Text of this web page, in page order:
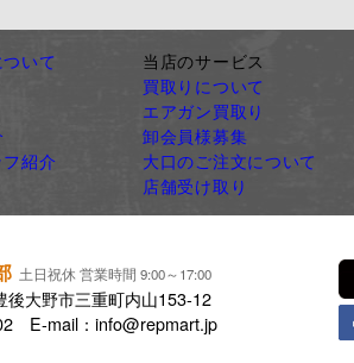
いて
紹介
当店のサービス
買取りについて
エアガン買取り
卸会員様募集
大口のご注文について
店舗受け取り
土日祝休 営業時間 9:00～17:00
後大野市三重町内山153-12
E-mail：info@repmart.jp